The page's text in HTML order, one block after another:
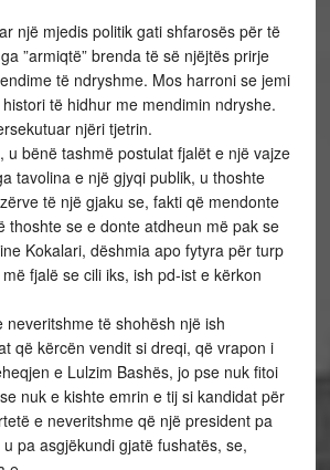
një mjedis politik gati shfarosës për të
”armiqtë” brenda të së njëjtës prirje
të ndryshme. Mos harroni se jemi
të hidhur me mendimin ndryshe.
njëri tjetrin.
u bënë tashmë postulat fjalët e një vajze
tavolina e një gjyqi publik, u thoshte
të një gjaku se, fakti që mendonte
thoshte se e donte atdheun më pak se
Kokalari, dëshmia apo fytyra për turp
fjalë se cili iks, ish pd-ist e kërkon
neveritshme të shohësh një ish
që kërcën vendit si dreqi, që vrapon i
e Lulzim Bashës, jo pse nuk fitoi
nuk e kishte emrin e tij si kandidat për
e neveritshme që një president pa
pa asgjëkundi gjatë fushatës, se,